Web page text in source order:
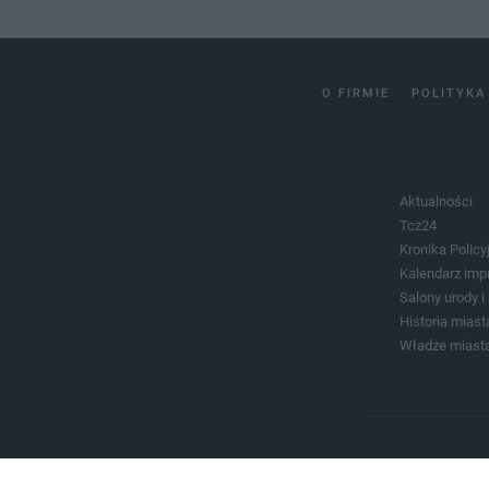
O FIRMIE POLITYKA
Aktualności
Tcz24
Kronika
Kalendarz
Salony urody i
Historia
Władze